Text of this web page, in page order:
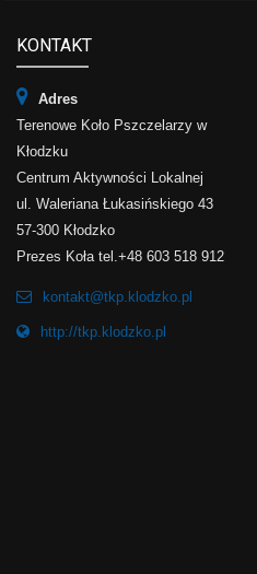
KONTAKT
Adres
Terenowe Koło Pszczelarzy w
Kłodzku
Centrum Aktywności Lokalnej
ul. Waleriana Łukasińskiego 43
57-300 Kłodzko
Prezes Koła tel.+48 603 518 912
kontakt@tkp.klodzko.pl
http://tkp.klodzko.pl